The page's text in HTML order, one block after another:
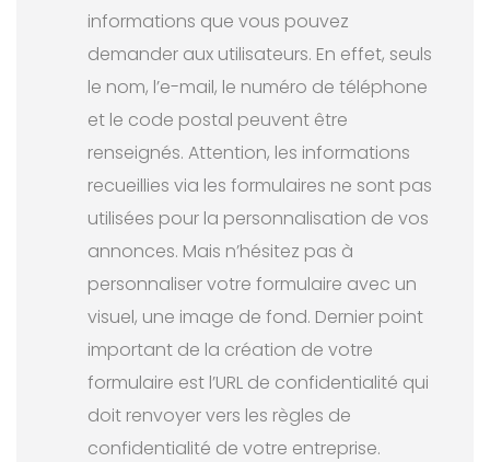
informations que vous pouvez
demander aux utilisateurs. En effet, seuls
le nom, l’e-mail, le numéro de téléphone
et le code postal peuvent être
renseignés. Attention, les informations
recueillies via les formulaires ne sont pas
utilisées pour la personnalisation de vos
annonces. Mais n’hésitez pas à
personnaliser votre formulaire avec un
visuel, une image de fond. Dernier point
important de la création de votre
formulaire est l’URL de confidentialité qui
doit renvoyer vers les règles de
confidentialité de votre entreprise.